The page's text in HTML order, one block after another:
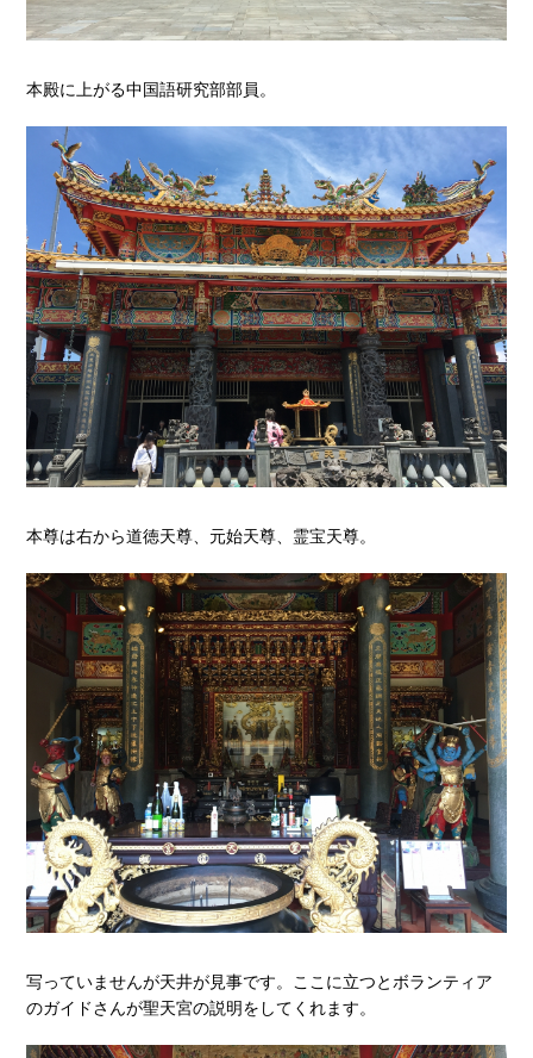
本殿に上がる中国語研究部部員。
本尊は右から道徳天尊、元始天尊、霊宝天尊。
写っていませんが天井が見事です。ここに立つとボランティア
のガイドさんが聖天宮の説明をしてくれます。